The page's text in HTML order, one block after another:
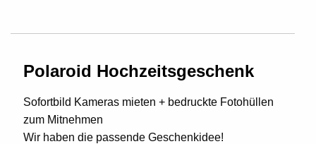
Polaroid Hochzeitsgeschenk
Sofortbild Kameras mieten + bedruckte Fotohüllen
zum Mitnehmen
Wir haben die passende Geschenkidee!